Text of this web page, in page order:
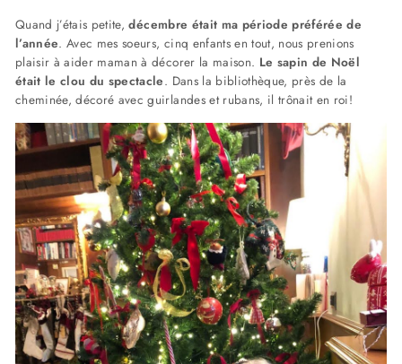
Quand j’étais petite,décembre était ma période préférée de
l’année. Avec mes soeurs, cinq enfants en tout, nous prenions
plaisir à aider maman à décorer la maison. Le sapin de Noël
était le clou du spectacle. Dans la bibliothèque, près de la
cheminée, décoré avec guirlandes et rubans, il trônait en roi!